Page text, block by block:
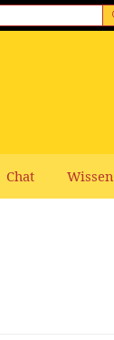
Chat Wissen